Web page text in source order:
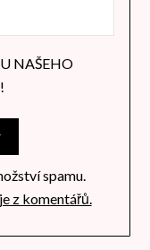
NAŠEHO
spamu.
z komentářů.